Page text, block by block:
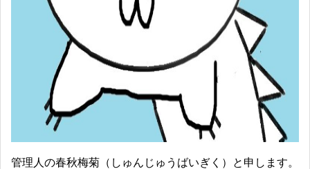
管理人の春秋梅菊（しゅんじゅうばいぎく）と申します。